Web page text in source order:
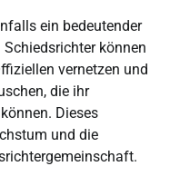
ein bedeutender
können
vernetzen und
die ihr
Dieses
und die